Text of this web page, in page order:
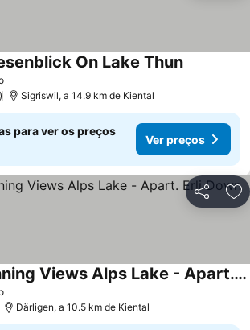
On Lake Thun
Sigriswil, a 14.9 km de Kiental
para ver os preços
Ver preços
Partilhar
Swisshut Stunning Views Alps Lake - Apart. Erli Down
Därligen, a 10.5 km de Kiental